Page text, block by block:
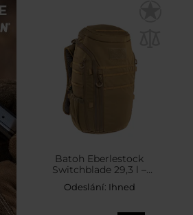
Batoh Eberlestock
Switchblade 29,3 l –
Coyote Brown
Odeslání: Ihned